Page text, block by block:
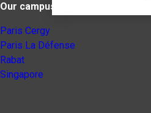
Our campuses
Paris Cergy
Paris La Défense
Rabat
Singapore